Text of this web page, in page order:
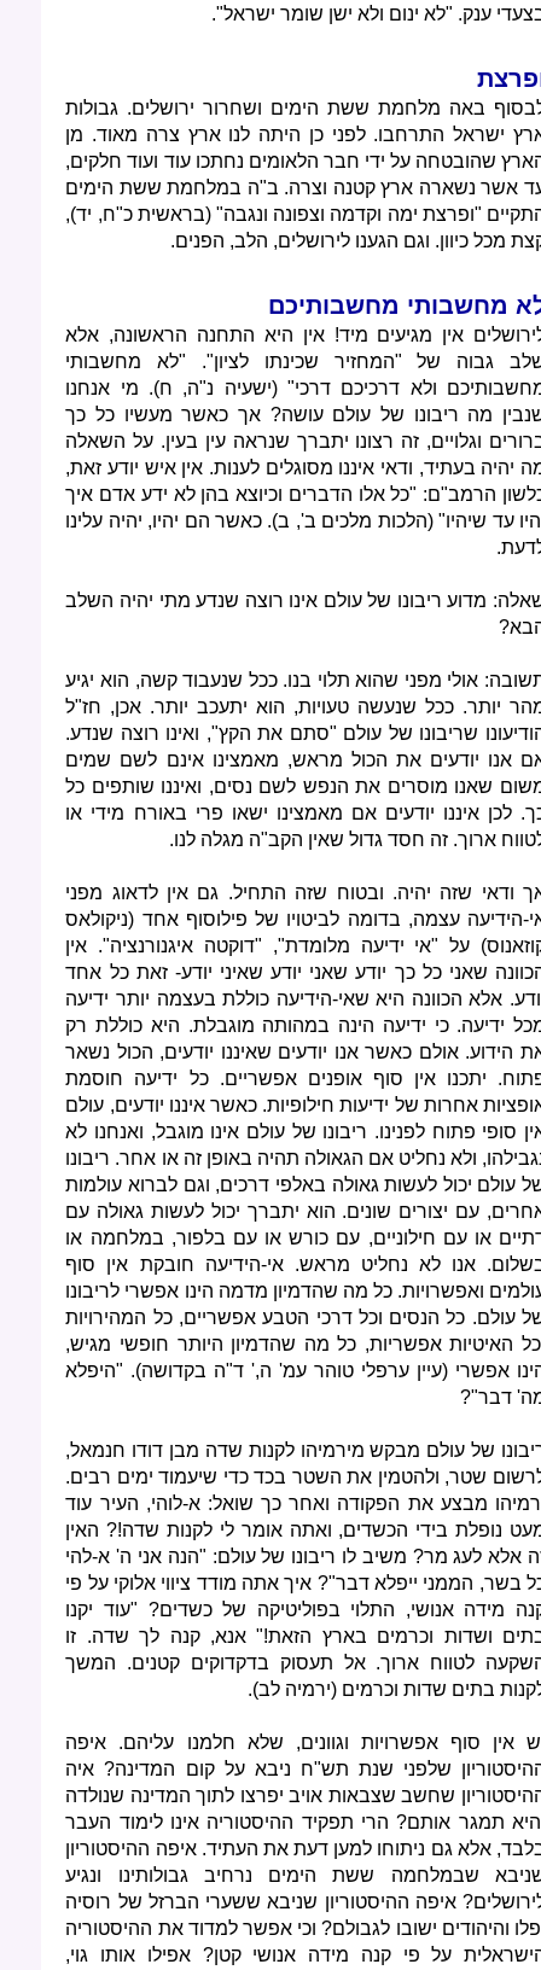
ענק. "לא ינום ולא ישן שומר ישראל".
באה מלחמת ששת הימים ושחרור ירושלים. גבולות
ישראל התרחבו. לפני כן היתה לנו ארץ צרה מאוד. מן
שהובטחה על ידי חבר הלאומים נחתכו עוד ועוד חלקים,
אשר נשארה ארץ קטנה וצרה. ב"ה במלחמת ששת הימים
"ופרצת ימה וקדמה וצפונה ונגבה" (בראשית כ"ח, יד),
מכל כיוון. וגם הגענו לירושלים, הלב, הפנים.
מחשבותי מחשבותיכם
אין מגיעים מיד! אין היא התחנה הראשונה, אלא
גבוה של "המחזיר שכינתו לציון". "לא מחשבותי
ולא דרכיכם דרכי" (ישעיה נ"ה, ח). מי אנחנו
מה ריבונו של עולם עושה? אך כאשר מעשיו כל כך
וגלויים, זה רצונו יתברך שנראה עין בעין. על השאלה
יהיה בעתיד, ודאי איננו מסוגלים לענות. אין איש יודע זאת,
הרמב"ם: "כל אלו הדברים וכיוצא בהן לא ידע אדם איך
עד שיהיו" (הלכות מלכים ב', ב). כאשר הם יהיו, יהיה עלינו
מדוע ריבונו של עולם אינו רוצה שנדע מתי יהיה השלב
אולי מפני שהוא תלוי בנו. ככל שנעבוד קשה, הוא יגיע
יותר. ככל שנעשה טעויות, הוא יתעכב יותר. אכן, חז"ל
שריבונו של עולם "סתם את הקץ", ואינו רוצה שנדע.
אנו יודעים את הכול מראש, מאמצינו אינם לשם שמים
שאנו מוסרים את הנפש לשם נסים, ואיננו שותפים כל
לכן איננו יודעים אם מאמצינו ישאו פרי באורח מידי או
ארוך. זה חסד גדול שאין הקב"ה מגלה לנו.
ודאי שזה יהיה. ובטוח שזה התחיל. גם אין לדאוג מפני
הידיעה עצמה, בדומה לביטויו של פילוסוף אחד (ניקולאס
על "אי ידיעה מלומדת", "דוקטה איגנורנציה". אין
שאני כל כך יודע שאני יודע שאיני יודע- זאת כל אחד
אלא הכוונה היא שאי-הידיעה כוללת בעצמה יותר ידיעה
ידיעה. כי ידיעה הינה במהותה מוגבלת. היא כוללת רק
הידוע. אולם כאשר אנו יודעים שאיננו יודעים, הכול נשאר
יתכנו אין סוף אופנים אפשריים. כל ידיעה חוסמת
אחרות של ידיעות חילופיות. כאשר איננו יודעים, עולם
סופי פתוח לפנינו. ריבונו של עולם אינו מוגבל, ואנחנו לא
ולא נחליט אם הגאולה תהיה באופן זה או אחר. ריבונו
עולם יכול לעשות גאולה באלפי דרכים, וגם לברוא עולמות
עם יצורים שונים. הוא יתברך יכול לעשות גאולה עם
או עם חילוניים, עם כורש או עם בלפור, במלחמה או
אנו לא נחליט מראש. אי-הידיעה חובקת אין סוף
ואפשרויות. כל מה שהדמיון מדמה הינו אפשרי לריבונו
עולם. כל הנסים וכל דרכי הטבע אפשריים, כל המהירויות
האיטיות אפשריות, כל מה שהדמיון היותר חופשי מגיש,
אפשרי (עיין ערפלי טוהר עמ' ה,' ד"ה בקדושה). "היפלא
דבר"?
של עולם מבקש מירמיהו לקנות שדה מבן דודו חנמאל,
שטר, ולהטמין את השטר בכד כדי שיעמוד ימים רבים.
מבצע את הפקודה ואחר כך שואל: א-לוהי, העיר עוד
נופלת בידי הכשדים, ואתה אומר לי לקנות שדה!? האין
אלא לעג מר? משיב לו ריבונו של עולם: "הנה אני ה' א-להי
בשר, הממני ייפלא דבר"? איך אתה מודד ציווי אלוקי על פי
מידה אנושי, התלוי בפוליטיקה של כשדים? "עוד יקנו
ושדות וכרמים בארץ הזאת!" אנא, קנה לך שדה. זו
לטווח ארוך. אל תעסוק בדקדוקים קטנים. המשך
בתים שדות וכרמים (ירמיה לב).
אין סוף אפשרויות וגוונים, שלא חלמנו עליהם. איפה
שלפני שנת תש"ח ניבא על קום המדינה? איה
שחשב שצבאות אויב יפרצו לתוך המדינה שנולדה
תמגר אותם? הרי תפקיד ההיסטוריה אינו לימוד העבר
אלא גם ניתוחו למען דעת את העתיד. איפה ההיסטוריון
שבמלחמה ששת הימים נרחיב גבולותינו ונגיע
איפה ההיסטוריון שניבא ששערי הברזל של רוסיה
והיהודים ישובו לגבולם? וכי אפשר למדוד את ההיסטוריה
על פי קנה מידה אנושי קטן? אפילו אותו גוי,